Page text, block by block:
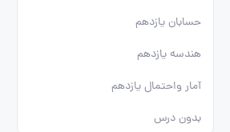
حسابان یازدهم
هندسه یازدهم
آمار واحتمال یازدهم
بدون درس